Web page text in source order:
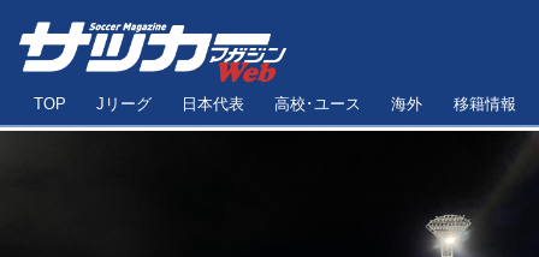
TOP Jリーグ 日本代表 高校･ユース 海外 移籍情報